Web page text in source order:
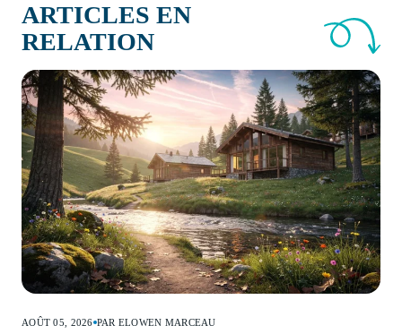
ARTICLES EN
RELATION
AOÛT 05, 2026 PAR ELOWEN MARCEAU